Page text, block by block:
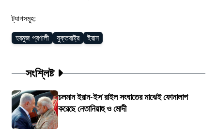
ট্যাগসমূহ:
হরমুজ প্রণালী যুক্তরাষ্ট্র ইরান
সংশ্লিষ্ট
চলমান ইরান-ইস'রাইল সংঘাতের মাঝেই ফোনালাপ
করেছে নেতানিয়াহু ও মোদী